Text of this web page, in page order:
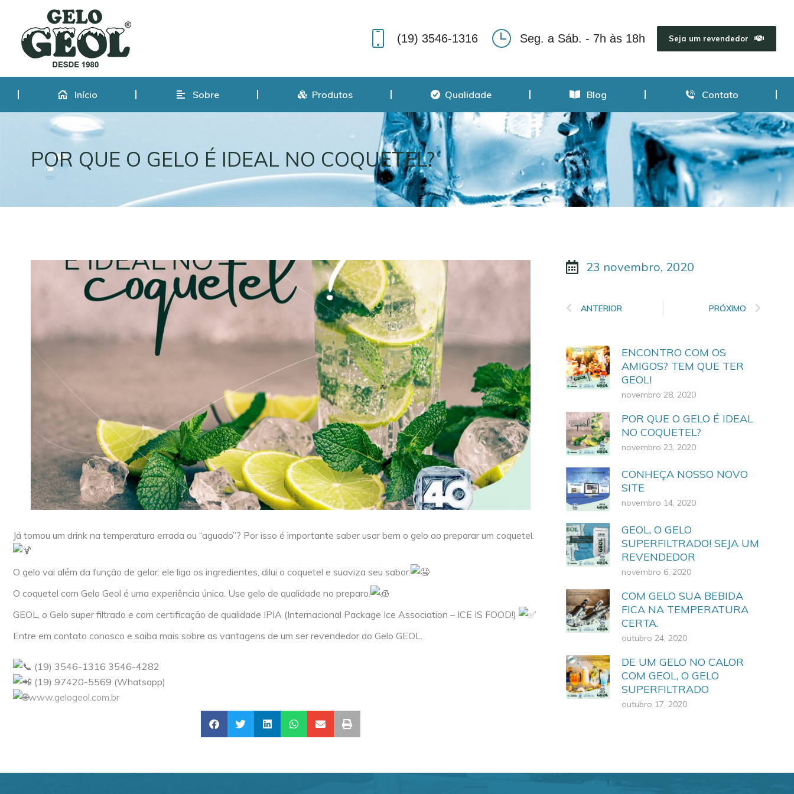
(19) 3546-1316 Seg. a Sáb. - 7h às 18h Seja um revendedor
Início Sobre Produtos Qualidade Blog Contato
POR QUE O GELO É IDEAL NO COQUETEL?
Já tomou um drink na temperatura errada ou “aguado”? Por isso é importante saber usar bem o gelo ao preparar um coquetel.
O gelo vai além da função de gelar: ele liga os ingredientes, dilui o coquetel e suaviza seu sabor.
O coquetel com Gelo Geol é uma experiência única. Use gelo de qualidade no preparo.
GEOL, o Gelo super filtrado e com certificação de qualidade IPIA (Internacional Package Ice Association – ICE IS FOOD!)
Entre em contato conosco e saiba mais sobre as vantagens de um ser revendedor do Gelo GEOL.
(19) 3546-1316 3546-4282
(19) 97420-5569 (Whatsapp)
www.gelogeol.com.br
23 novembro, 2020
ANTERIOR PRÓXIMO
ENCONTRO COM OS
AMIGOS? TEM QUE TER
GEOL!
novembro 28, 2020
POR QUE O GELO É IDEAL
NO COQUETEL?
novembro 23, 2020
CONHEÇA NOSSO NOVO
SITE
novembro 14, 2020
GEOL, O GELO
SUPERFILTRADO! SEJA UM
REVENDEDOR
novembro 6, 2020
COM GELO SUA BEBIDA
FICA NA TEMPERATURA
CERTA.
outubro 24, 2020
DE UM GELO NO CALOR
COM GEOL, O GELO
SUPERFILTRADO
outubro 17, 2020